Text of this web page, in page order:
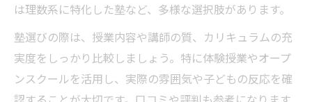
は理数系に特化した塾など、多様な選択肢があります。
塾選びの際は、授業内容や講師の質、カリキュラムの充
実度をしっかり比較しましょう。特に体験授業やオープ
ンスクールを活用し、実際の雰囲気や子どもの反応を確